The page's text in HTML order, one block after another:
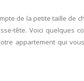
de la petite taille de
tête. Voici quelques
appartement qui